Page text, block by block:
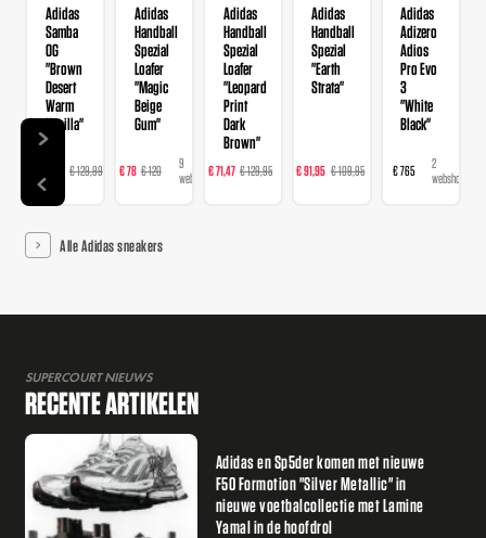
Adidas
Samba
OG
"Brown
Desert
Warm
Vanilla"
€ 129,99
14
webshops
Adidas
Handball
Spezial
Loafer
"Magic
Beige
Gum"
€ 78 € 120
9
webshops
Adidas
Handball
Spezial
Loafer
"Leopard
Print
Dark
Brown"
€ 71,47 € 129,95
16
webshops
Adidas
Handball
Spezial
"Earth
Strata"
€ 91,95 € 109,95
webshops
Adidas
Adizero
Adios
Pro Evo
3
"White
Black"
€ 765
2
webshops
Alle Adidas sneakers
SUPERCOURT NIEUWS
RECENTE ARTIKELEN
Adidas en Sp5der komen met nieuwe
F50 Formotion "Silver Metallic" in
nieuwe voetbalcollectie met Lamine
Yamal in de hoofdrol